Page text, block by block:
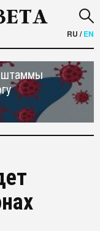
RU /EN
штаммы